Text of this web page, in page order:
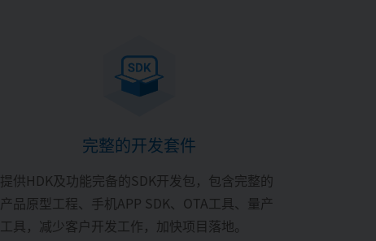
完整的开发套件
提供HDK及功能完备的SDK开发包，包含完整的
产品原型工程、手机APP SDK、OTA工具、量产
工具，减少客户开发工作，加快项目落地。